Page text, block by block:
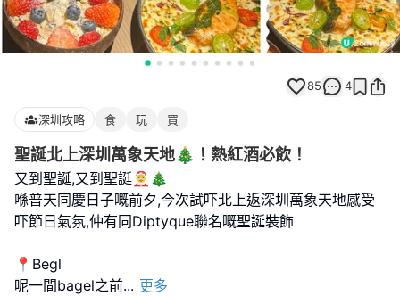
85 4
深圳攻略 食 玩 買
聖誕北上深圳萬象天地🎄！熱紅酒必飲！
又到聖誕,又到聖誔🤶🎄
喺普天同慶日子嘅前夕,今次試吓北上返深圳萬象天地感受
吓節日氣氛,仲有同Diptyque聯名嘅聖誕裝飾
📍Begl
呢一間bagel之前... 更多